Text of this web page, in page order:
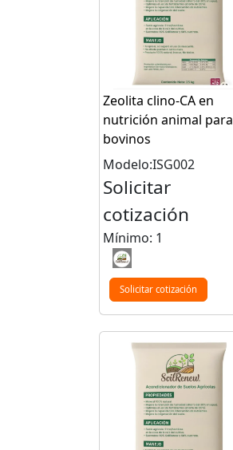
Zeolita clino-CA en
nutrición animal para
bovinos
Modelo:ISG002
Solicitar
cotización
Mínimo: 1
Solicitar cotización